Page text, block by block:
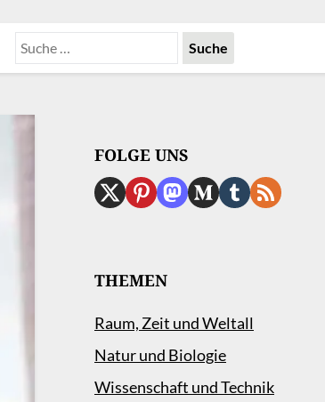
FOLGE UNS
THEMEN
Raum, Zeit und Weltall
Natur und Biologie
Wissenschaft und Technik